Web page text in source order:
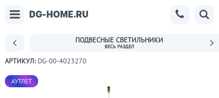
ПОДВЕСНЫЕ СВЕТИЛЬНИКИ
АРТИКУЛ: DG-00-4023270
АУТЛЕТ